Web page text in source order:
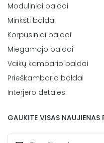
Moduliniai baldai
Minkšti baldai
Korpusiniai baldai
Miegamojo baldai
Vaikų kambario baldai
Prieškambario baldai
Interjero detalės
GAUKITE VISAS NAUJIENAS